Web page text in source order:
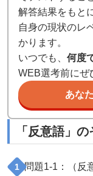
解答結果をもと
自身の現状のレ
かります。
いつでも、 何度
WEB選考前にぜ
あな
「 反意語」の
1 問題1-1 ：（ 反